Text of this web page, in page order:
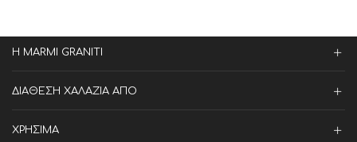
Η MARMI GRANITI
ΔΙΑΘΕΣΗ ΧΑΛΑΖΙΑ ΑΠΟ
ΧΡΗΣΙΜΑ